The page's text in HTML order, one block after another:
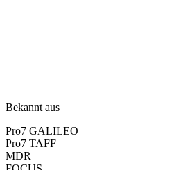
Bekannt aus
Pro7 GALILEO
Pro7 TAFF
MDR